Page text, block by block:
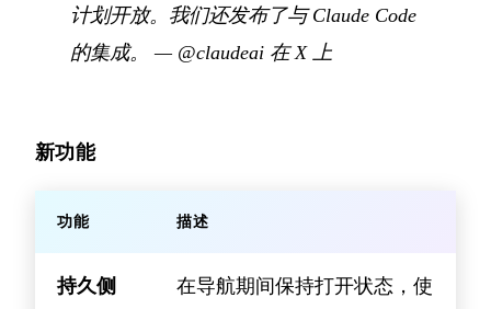
计划开放。我们还发布了与 Claude Code
的集成。
— @claudeai 在 X 上
新功能
功能 描述
持久侧
在导航期间保持打开状态，使